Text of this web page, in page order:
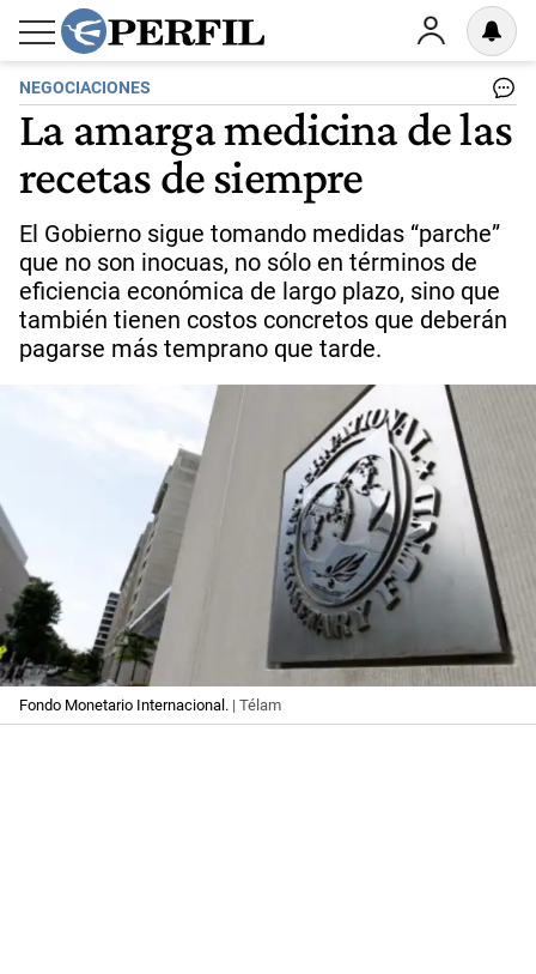
NEGOCIACIONES
La amarga medicina de las
recetas de siempre
El Gobierno sigue tomando medidas “parche”
que no son inocuas, no sólo en términos de
eficiencia económica de largo plazo, sino que
también tienen costos concretos que deberán
pagarse más temprano que tarde.
Fondo Monetario Internacional. | Télam